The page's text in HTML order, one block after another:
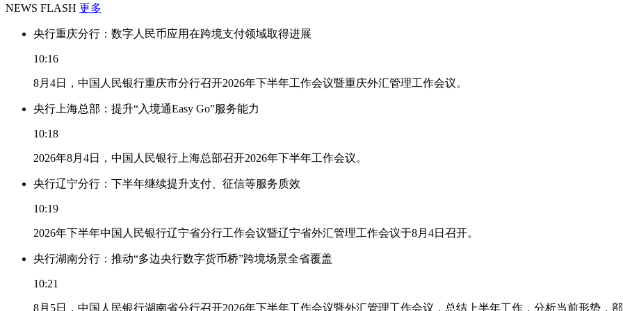
NEWS FLASH 更多
央行重庆分行：数字人民币应用在跨境支付领域取得进展
10:16
8月4日，中国人民银行重庆市分行召开2026年下半年工作会议暨重庆外汇管理工作会议。
央行上海总部：提升“入境通Easy Go”服务能力
10:18
2026年8月4日，中国人民银行上海总部召开2026年下半年工作会议。
央行辽宁分行：下半年继续提升支付、征信等服务质效
10:19
2026年下半年中国人民银行辽宁省分行工作会议暨辽宁省外汇管理工作会议于8月4日召开。
央行湖南分行：推动“多边央行数字货币桥”跨境场景全省覆盖
10:21
8月5日，中国人民银行湖南省分行召开2026年下半年工作会议暨外汇管理工作会议，总结上半年工作，分析当前形势，部